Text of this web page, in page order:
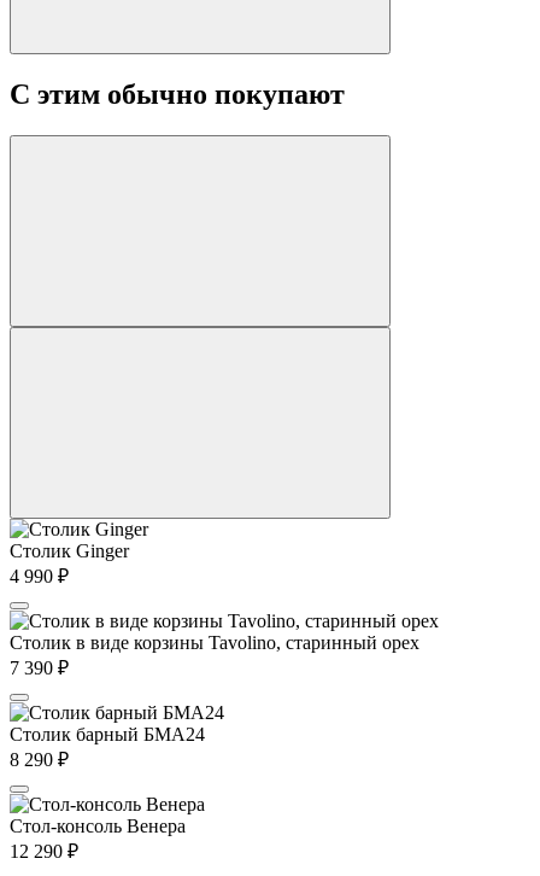
С этим обычно покупают
Столик Ginger
4 990 ₽
Столик в виде корзины Tavolino, старинный орех
7 390 ₽
Столик барный БМА24
8 290 ₽
Стол-консоль Венера
12 290 ₽